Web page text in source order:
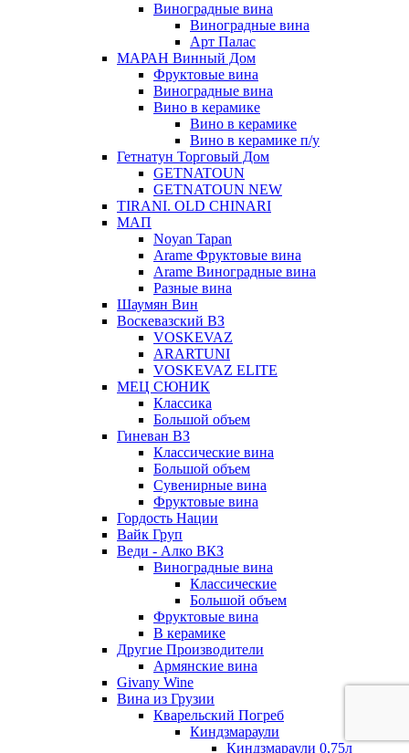
Виноградные вина
Виноградные вина
Арт Палас
МАРАН Винный Дом
Фруктовые вина
Виноградные вина
Вино в керамике
Вино в керамике
Вино в керамике п/у
Гетнатун Торговый Дом
GETNATOUN
GETNATOUN NEW
TIRANI. OLD CHINARI
МАП
Noyan Tapan
Arame Фруктовые вина
Arame Виноградные вина
Разные вина
Шаумян Вин
Воскевазский ВЗ
VOSKEVAZ
ARARTUNI
VOSKEVAZ ELITE
МЕЦ СЮНИК
Классика
Большой объем
Гиневан ВЗ
Классические вина
Большой объем
Сувенирные вина
Фруктовые вина
Гордость Нации
Вайк Груп
Веди - Алко ВКЗ
Виноградные вина
Классические
Большой объем
Фруктовые вина
В керамике
Другие Производители
Армянские вина
Givany Wine
Вина из Грузии
Кварельский Погреб
Киндзмараули
Киндзмараули 0,75л